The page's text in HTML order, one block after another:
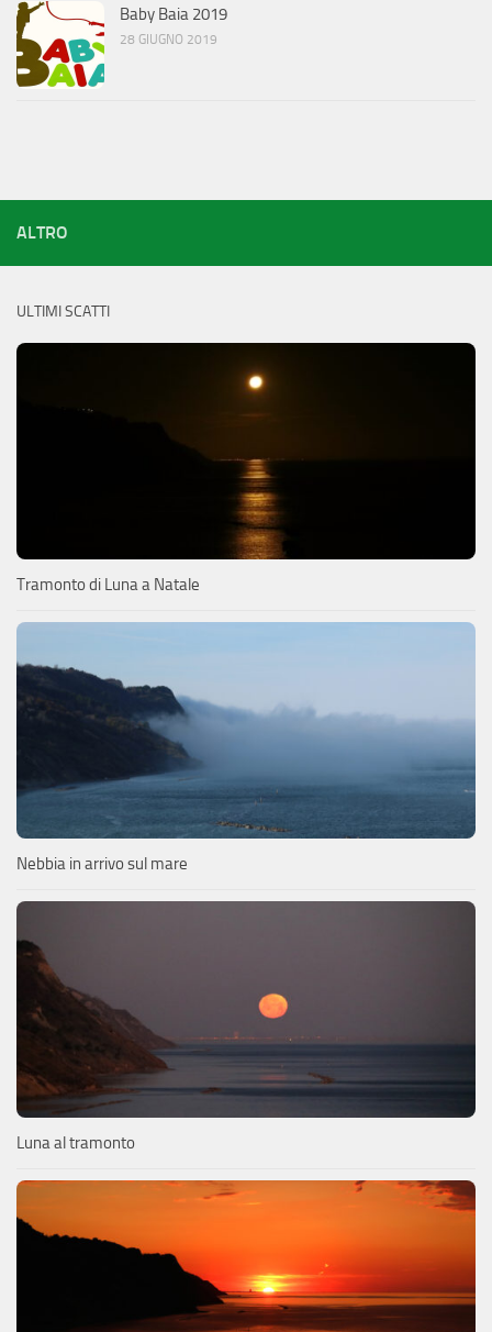
Baby Baia 2019
28 GIUGNO 2019
ALTRO
ULTIMI SCATTI
Tramonto di Luna a Natale
Nebbia in arrivo sul mare
Luna al tramonto